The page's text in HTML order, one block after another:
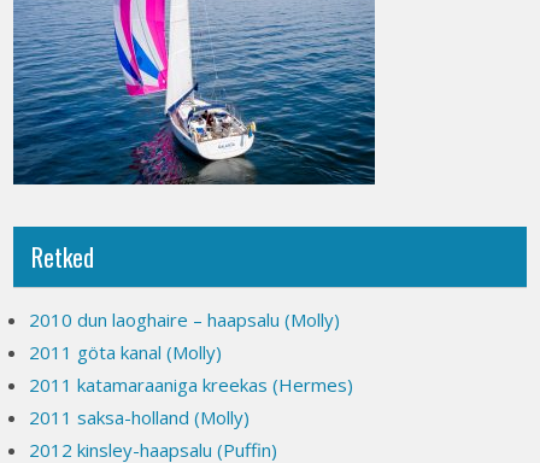
Retked
2010 dun laoghaire – haapsalu (Molly)
2011 göta kanal (Molly)
2011 katamaraaniga kreekas (Hermes)
2011 saksa-holland (Molly)
2012 kinsley-haapsalu (Puffin)